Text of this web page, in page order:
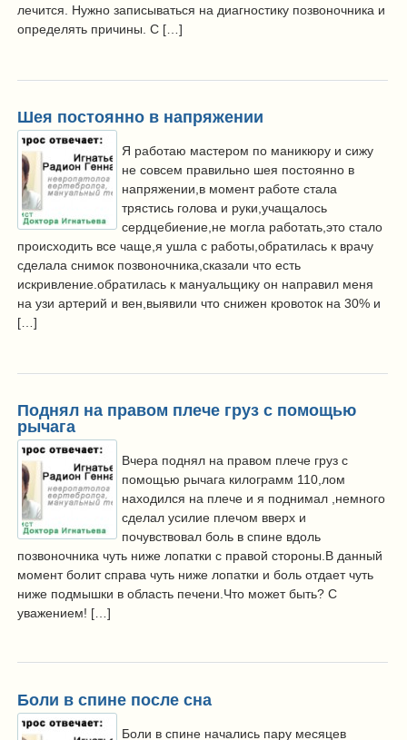
лечится. Нужно записываться на диагностику позвоночника и
определять причины. С […]
Шея постоянно в напряжении
Я работаю мастером по маникюру и сижу
не совсем правильно шея постоянно в
напряжении,в момент работе стала
трястись голова и руки,учащалось
сердцебиение,не могла работать,это стало
происходить все чаще,я ушла с работы,обратилась к врачу
сделала снимок позвоночника,сказали что есть
искривление.обратилась к мануальщику он направил меня
на узи артерий и вен,выявили что снижен кровоток на 30% и
[…]
Поднял на правом плече груз с помощью
рычага
Вчера поднял на правом плече груз с
помощью рычага килограмм 110,лом
находился на плече и я поднимал ,немного
сделал усилие плечом вверх и
почувствовал боль в спине вдоль
позвоночника чуть ниже лопатки с правой стороны.В данный
момент болит справа чуть ниже лопатки и боль отдает чуть
ниже подмышки в область печени.Что может быть? С
уважением! […]
Боли в спине после сна
Боли в спине начались пару месяцев